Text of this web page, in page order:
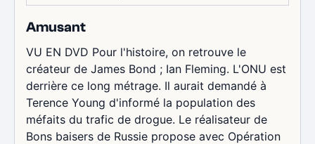
Amusant
VU EN DVD Pour l'histoire, on retrouve le
créateur de James Bond ; Ian Fleming. L'ONU est
derrière ce long métrage. Il aurait demandé à
Terence Young d'informé la population des
méfaits du trafic de drogue. Le réalisateur de
Bons baisers de Russie propose avec Opération